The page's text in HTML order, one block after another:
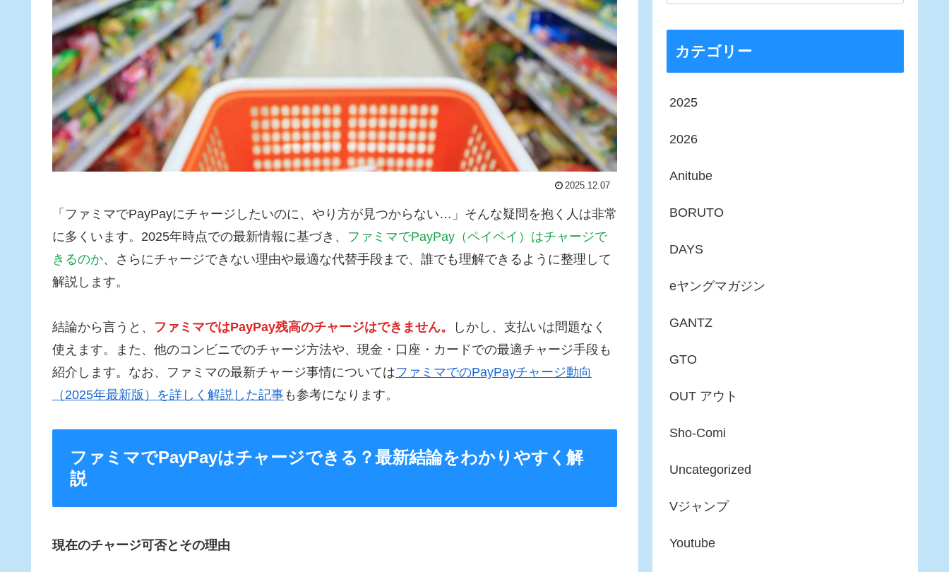
2025.12.07
「ファミマでPayPayにチャージしたいのに、やり方が見つからない…」そんな疑問を抱く人は非常
に多くいます。2025年時点での最新情報に基づき、 ファミマでPayPay（ペイペイ）はチャージで
きるのか、さらにチャージできない理由や最適な代替手段まで、誰でも理解できるように整理して
解説します。
結論から言うと、 ファミマではPayPay残高のチャージはできません。
しかし、支払いは問題なく
使えます。また、他のコンビニでのチャージ方法や、現金・口座・カードでの最適チャージ手段も
紹介します。なお、ファミマの最新チャージ事情についてはファミマでのPayPayチャージ動向
（2025年最新版）を詳しく解説した記事も参考になります。
ファミマでPayPayはチャージできる？最新結論をわかりやすく解
説
現在のチャージ可否とその理由
カテゴリー
2025
2026
Anitube
BORUTO
DAYS
eヤングマガジン
GANTZ
GTO
OUT アウト
Sho-Comi
Uncategorized
Vジャンプ
Youtube